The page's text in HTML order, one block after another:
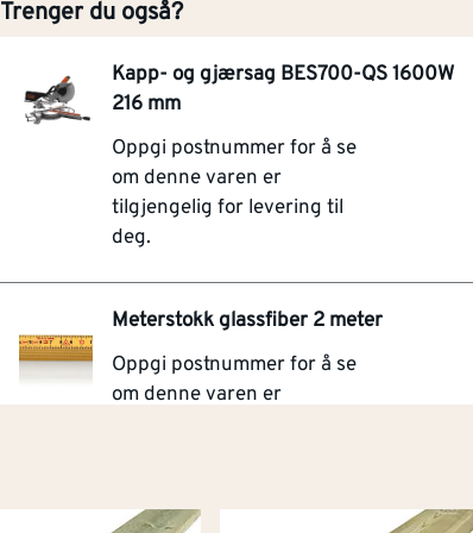
Trenger du også?
Kapp- og gjærsag BES700-QS 1600W
216 mm
Oppgi postnummer for å se
om denne varen er
tilgjengelig for levering til
deg.
Meterstokk glassfiber 2 meter
Oppgi postnummer for å se
om denne varen er